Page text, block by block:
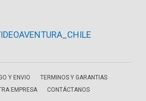
Y ENVIO
TERMINOS Y GARANTIAS
EMPRESA
CONTÁCTANOS